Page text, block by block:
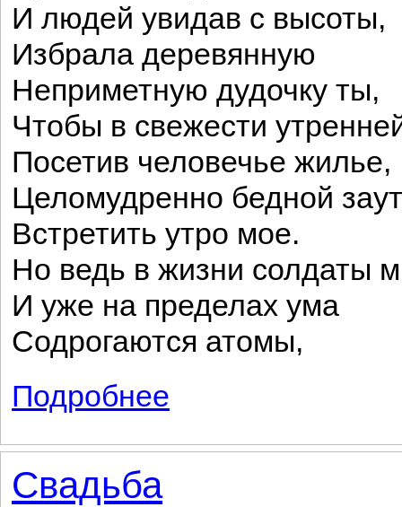
И людей увидав с высоты,
Избрала деревянную
Неприметную дудочку ты,
Чтобы в свежести
Посетив человечье жилье,
Целомудренно бедной
Встретить утро мое.
Но ведь в жизни солдаты
И уже на пределах ума
Содрогаются атомы,
Подробнее
Свадьба